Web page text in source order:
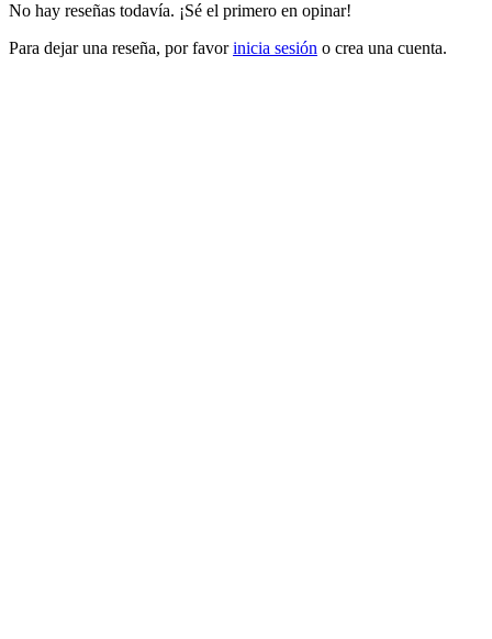
No hay reseñas todavía. ¡Sé el primero en opinar!
Para dejar una reseña, por favorinicia sesión o crea una cuenta.